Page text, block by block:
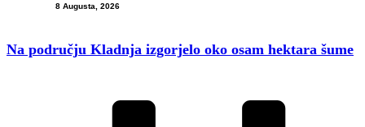
8 Augusta, 2026
Na području Kladnja izgorjelo oko osam hektara šume